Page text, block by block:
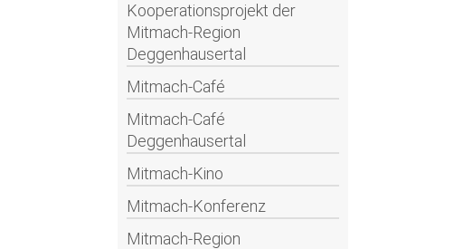
Kooperationsprojekt der
Mitmach-Region
Deggenhausertal
Mitmach-Café
Mitmach-Café
Deggenhausertal
Mitmach-Kino
Mitmach-Konferenz
Mitmach-Region